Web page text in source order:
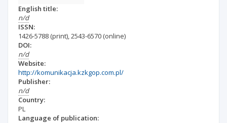
English title:
n/d
ISSN:
1426-5788 (print),2543-6570 (online)
DOI:
n/d
Website:
http://komunikacja.kzkgop.com.pl/
Publisher:
n/d
Country:
PL
Language of publication: